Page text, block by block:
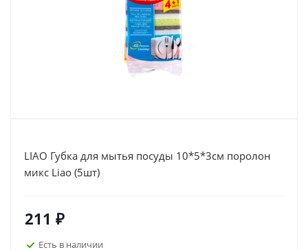
LIAO Губка для мытья посуды 10*5*3см поролон
микс Liao (5шт)
211 ₽
Есть в наличии